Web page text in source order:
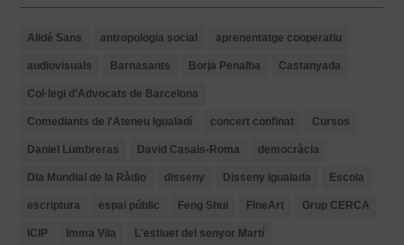
Alidé Sans antropologia social aprenentatge cooperatiu
audiovisuals Barnasants Borja Penalba Castanyada
Col·legi d’Advocats de Barcelona
Comediants de l'Ateneu Igualadí concert confinat Cursos
Daniel Lumbreras David Casals-Roma democràcia
Dia Mundial de la Ràdio disseny Disseny Igualada Escola
escriptura espai públic Feng Shui FineArt Grup CERCA
ICIP Imma Vila L'estiuet del senyor Martí